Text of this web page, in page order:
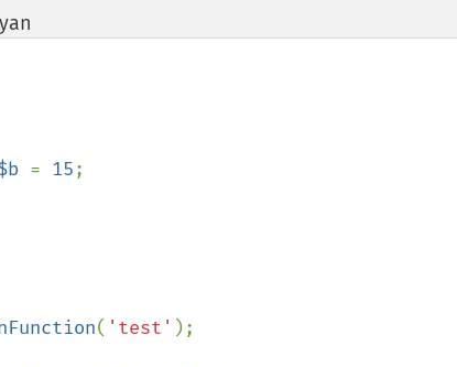
= 15;
( 'test' );